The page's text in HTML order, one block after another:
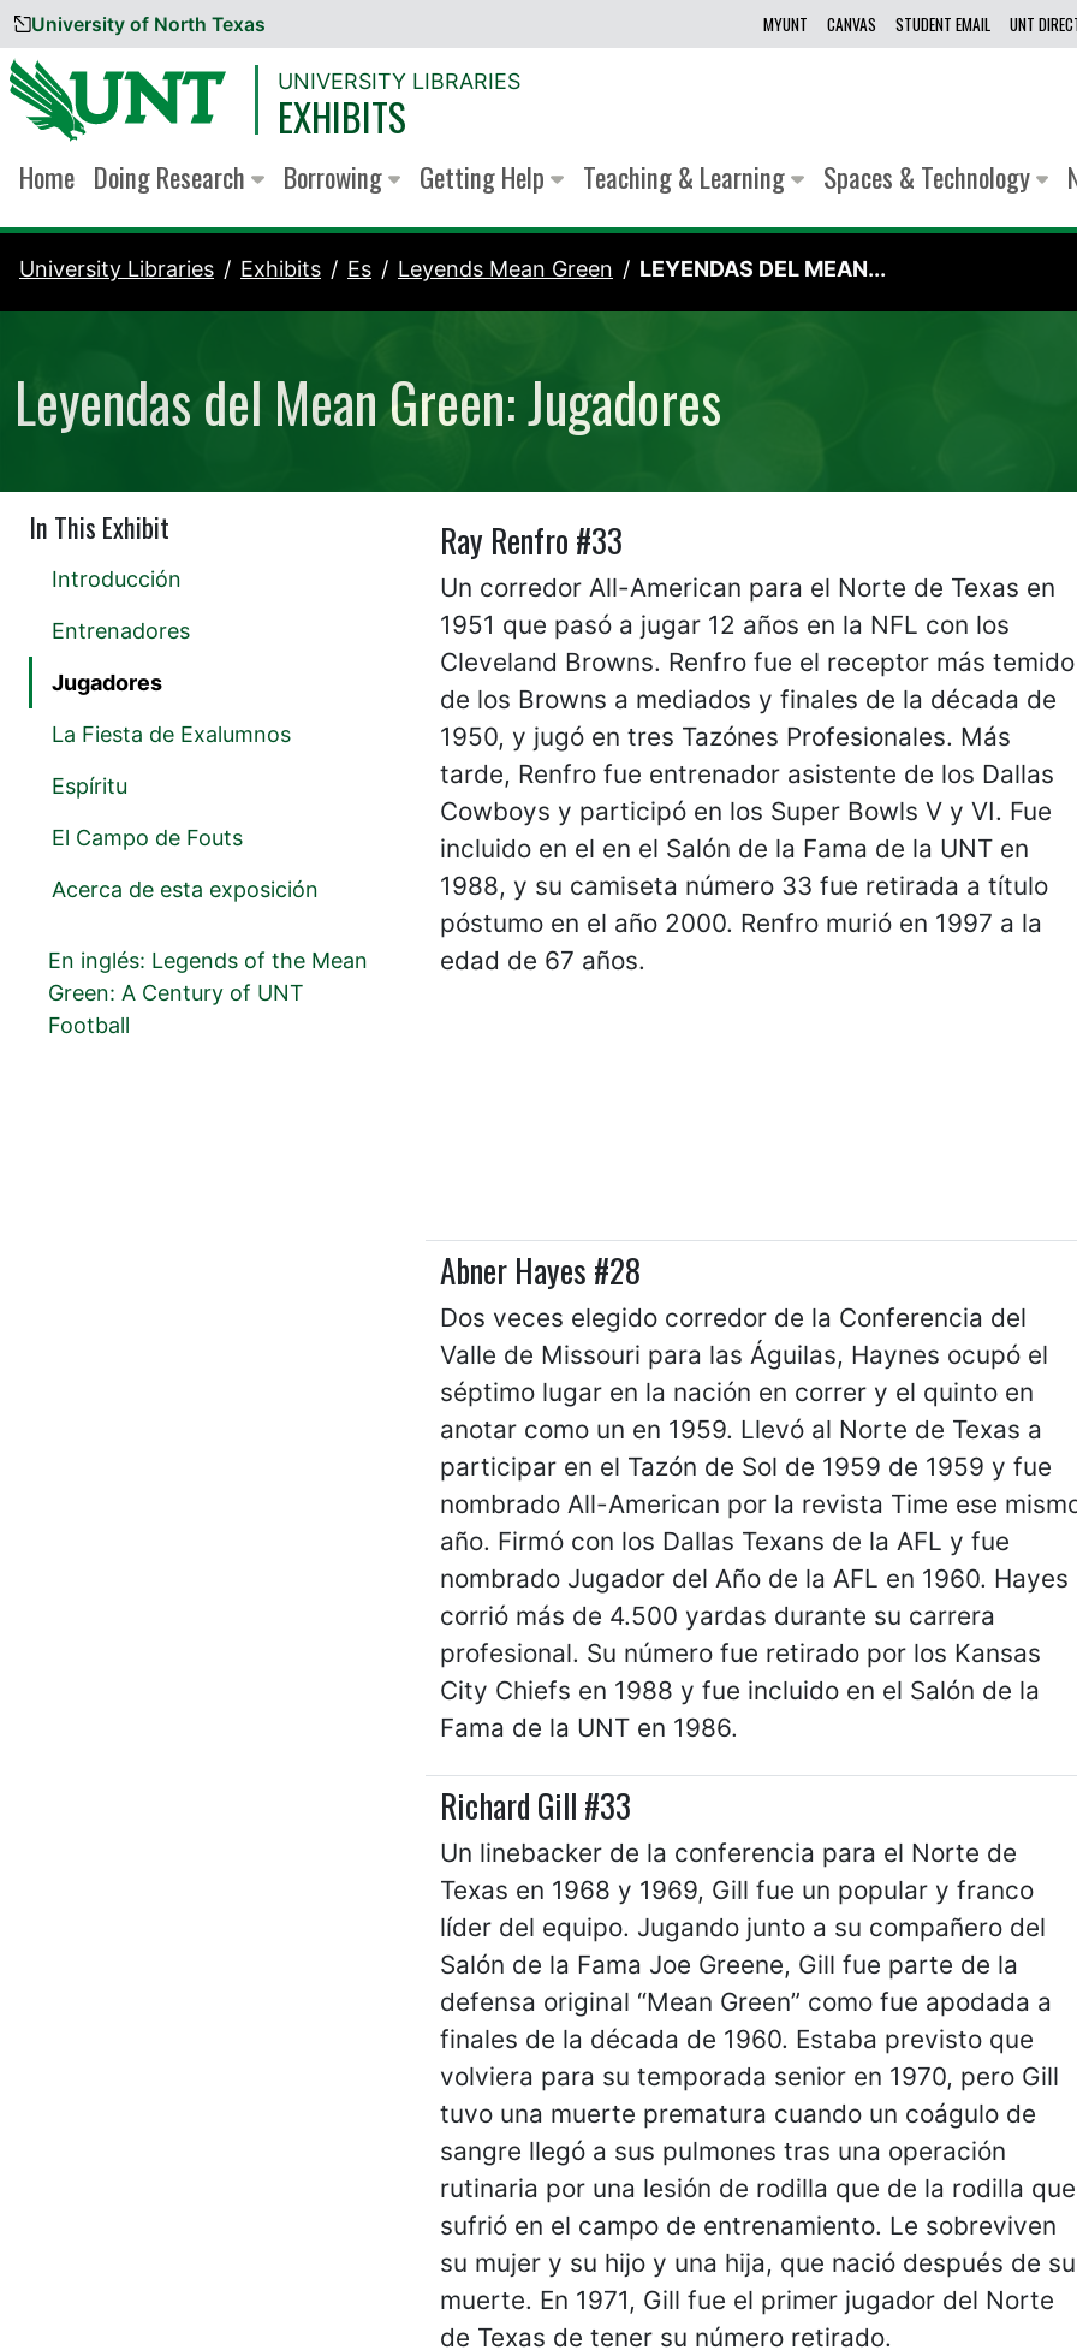
Skip to content
University of North Texas MYUNT CANVAS STUDENT EMAIL UNT
UNIVERSITY LIBRARIES
EXHIBITS
Home Doing Research Borrowing Getting Help Teaching & Learning Spaces & Technology
University Libraries Exhibits Es Leyends Mean Green LEYENDAS DEL MEAN...
Leyendas del Mean Green: Jugadores
Ray Renfro #33
Un corredor All-American para el Norte de Texas en
1951 que pasó a jugar 12 años en la NFL con los
Cleveland Browns. Renfro fue el receptor más temido
de los Browns a mediados y finales de la década de
1950, y jugó en tres Tazónes Profesionales. Más
tarde, Renfro fue entrenador asistente de los Dallas
Cowboys y participó en los Super Bowls V y VI. Fue
incluido en el en el Salón de la Fama de la UNT en
1988, y su camiseta número 33 fue retirada a título
póstumo en el año 2000. Renfro murió en 1997 a la
edad de 67 años.
Abner Hayes #28
Dos veces elegido corredor de la Conferencia del
Valle de Missouri para las Águilas, Haynes ocupó el
séptimo lugar en la nación en correr y el quinto en
anotar como un en 1959. Llevó al Norte de Texas a
participar en el Tazón de Sol de 1959 de 1959 y fue
nombrado All-American por la revista Time ese
año. Firmó con los Dallas Texans de la AFL y fue
nombrado Jugador del Año de la AFL en 1960. Hayes
corrió más de 4.500 yardas durante su carrera
profesional. Su número fue retirado por los Kansas
City Chiefs en 1988 y fue incluido en el Salón de la
Fama de la UNT en 1986.
Richard Gill #33
Un linebacker de la conferencia para el Norte de
Texas en 1968 y 1969, Gill fue un popular y franco
líder del equipo. Jugando junto a su compañero del
Salón de la Fama Joe Greene, Gill fue parte de la
defensa original “Mean Green” como fue apodada a
finales de la década de 1960. Estaba previsto que
volviera para su temporada senior en 1970, pero Gill
tuvo una muerte prematura cuando un coágulo de
sangre llegó a sus pulmones tras una operación
rutinaria por una lesión de rodilla que de la rodilla que
sufrió en el campo de entrenamiento. Le sobreviven
su mujer y su hijo y una hija, que nació después de su
muerte. En 1971, Gill fue el primer jugador del Norte
de Texas de tener su número retirado.
In This Exhibit
Introducción
Entrenadores
Jugadores
La Fiesta de Exalumnos
Espíritu
El Campo de Fouts
Acerca de esta exposición
En inglés: Legends of the Mean
Green: A Century of UNT
Football